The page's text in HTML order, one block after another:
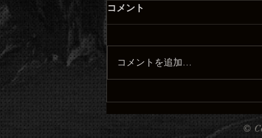
表現する特別なデザイン ⚔️
コメント
コメントを追加…
©